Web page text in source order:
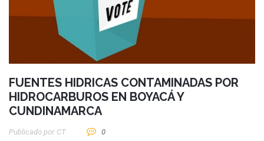
FUENTES HIDRICAS CONTAMINADAS POR
HIDROCARBUROS EN BOYACÁ Y
CUNDINAMARCA
Publicado por CT 0